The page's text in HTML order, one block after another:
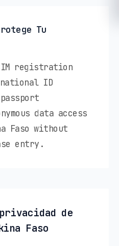
Tu
registration
ID
data access
Faso without
entry.
de
Faso